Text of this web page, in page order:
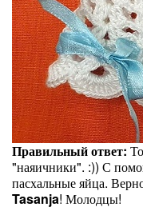
Правильный ответ:
"наяичники". :)) С
пасхальные яйца.
Tasanja! Молодцы!